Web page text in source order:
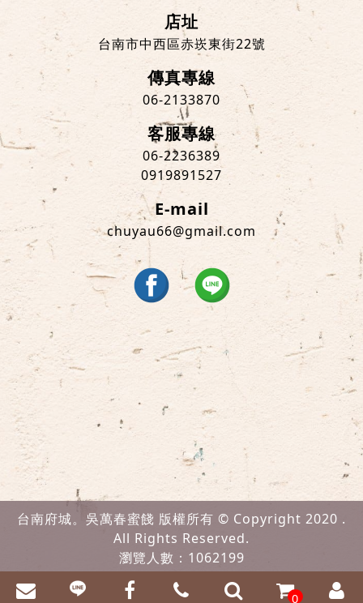
0
店址
台南市中西區赤崁東街22號
傳真專線
06-2133870
客服專線
06-2236389
0919891527
E-mail
chuyau66@gmail.com
台南府城。吳萬春蜜餞 版權所有 © Copyright 2020 .
All Rights Reserved.
瀏覽人數：1062199